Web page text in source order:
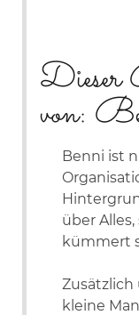
Dieser
von:
Benni ist
über
kümmert
kleine